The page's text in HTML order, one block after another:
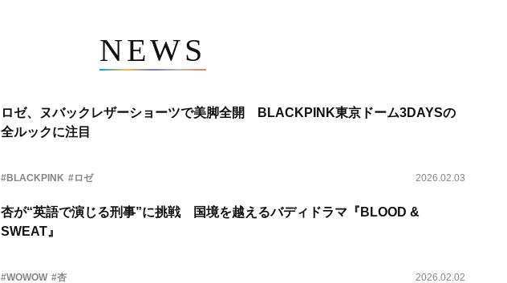
NEWS
ロゼ、ヌバックレザーショーツで美脚全開 BLACKPINK東京ドーム3DAYSの
全ルックに注目
#BLACKPINK #ロゼ 2026.02.03
杏が“英語で演じる刑事”に挑戦 国境を越えるバディドラマ『BLOOD &
SWEAT』
#WOWOW #杏 2026.02.02